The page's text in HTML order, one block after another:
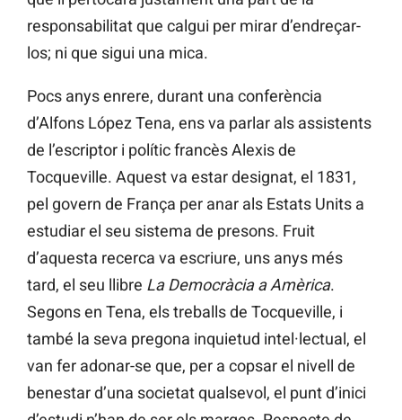
responsabilitat que calgui per mirar d’endreçar-
los; ni que sigui una mica.
Pocs anys enrere, durant una conferència
d’Alfons López Tena, ens va parlar als assistents
de l’escriptor i polític francès Alexis de
Tocqueville. Aquest va estar designat, el 1831,
pel govern de França per anar als Estats Units a
estudiar el seu sistema de presons. Fruit
d’aquesta recerca va escriure, uns anys més
tard, el seu llibre La Democràcia a Amèrica.
Segons en Tena, els treballs de Tocqueville, i
també la seva pregona inquietud intel·lectual, el
van fer adonar-se que, per a copsar el nivell de
benestar d’una societat qualsevol, el punt d’inici